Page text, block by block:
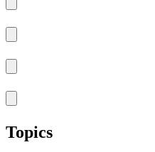
Topics